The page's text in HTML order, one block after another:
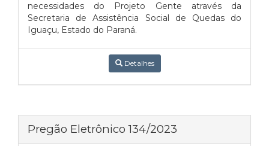
necessidades do Projeto Gente através da
Secretaria de Assistência Social de Quedas do
Iguaçu, Estado do Paraná.
Detalhes
Pregão Eletrônico 134/2023